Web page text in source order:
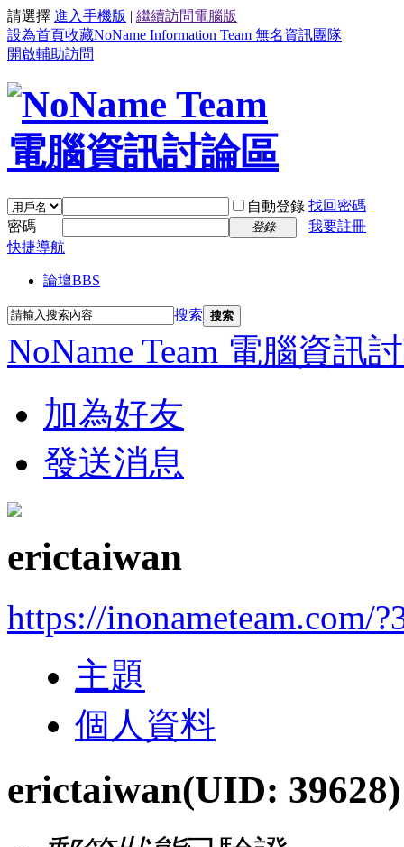
請選擇 進入手機版 | 繼續訪問電腦版
設為首頁收藏NoName Information Team 無名資訊團隊
開啟輔助訪問
自動登錄 找回密碼
密碼
登錄
我要註冊
快捷導航
論壇BBS
搜索 搜索
NoName Team 電腦資訊
加為好友
發送消息
erictaiwan
https://inonameteam.com/
主題
個人資料
erictaiwan(UID: 39628)